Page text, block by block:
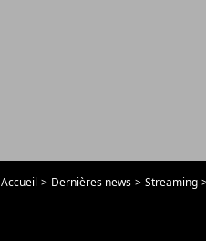
Accueil Dernières news Streaming